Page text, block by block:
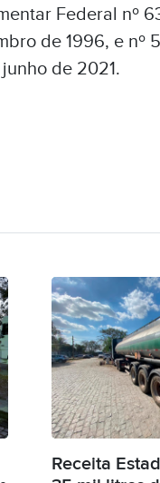
Federal nº
de 1996, e nº
de 2021.
Receita